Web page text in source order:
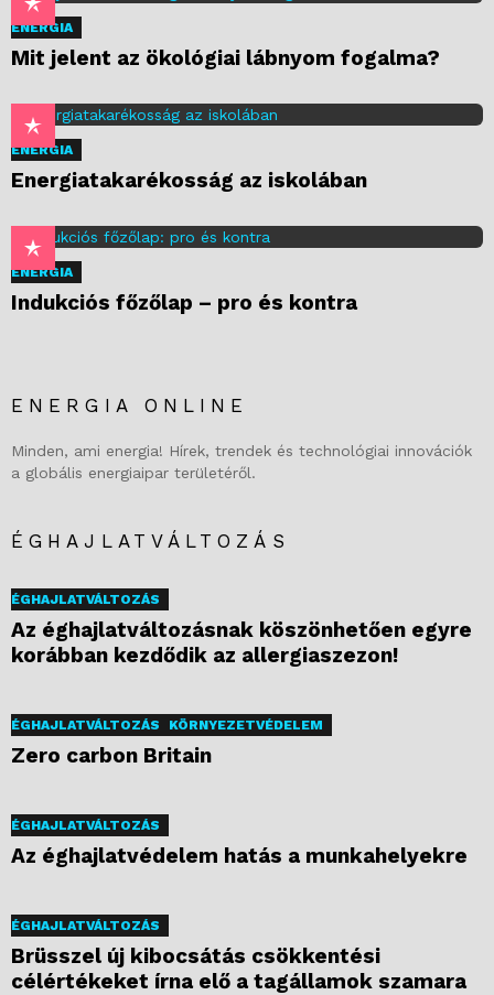
ENERGIA
Mit jelent az ökológiai lábnyom fogalma?
ENERGIA
Energiatakarékosság az iskolában
ENERGIA
Indukciós főzőlap – pro és kontra
ENERGIA ONLINE
Minden, ami energia! Hírek, trendek és technológiai innovációk
a globális energiaipar területéről.
ÉGHAJLATVÁLTOZÁS
ÉGHAJLATVÁLTOZÁS
Az éghajlatváltozásnak köszönhetően egyre
korábban kezdődik az allergiaszezon!
ÉGHAJLATVÁLTOZÁS KÖRNYEZETVÉDELEM
Zero carbon Britain
ÉGHAJLATVÁLTOZÁS
Az éghajlatvédelem hatás a munkahelyekre
ÉGHAJLATVÁLTOZÁS
Brüsszel új kibocsátás csökkentési
célértékeket írna elő a tagállamok szamara